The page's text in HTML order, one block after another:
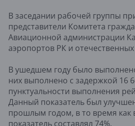
В заседании рабочей группы
представители Комитета
Авиационной администрации
аэропортов РК и
В ушедшем году было
них выполнено с задержкой 16
пунктуальности выполнения
Данный показатель был
прошлым годом, в то время как
показатель составлял 74%.